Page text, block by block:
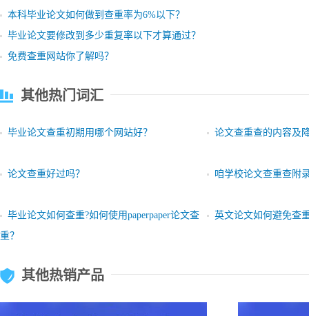
本科毕业论文如何做到查重率为6%以下？
毕业论文要修改到多少重复率以下才算通过？
免费查重网站你了解吗？
其他热门词汇
毕业论文查重初期用哪个网站好？ 论文查重查的内容及
论文查重好过吗？ 咱学校论文查重查附
毕业论文如何查重?如何使用paperpaper论文查
重？
英文论文如何避免查
其他热销产品